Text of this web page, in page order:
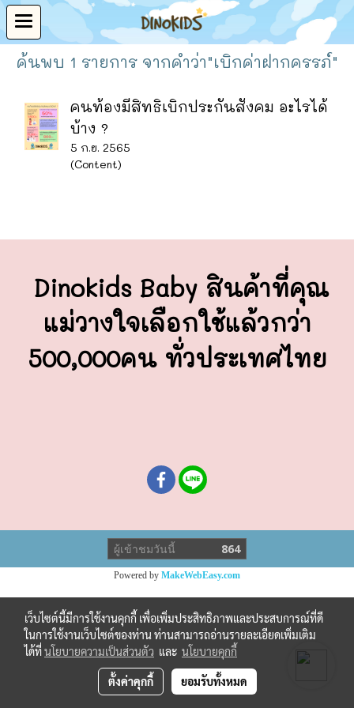
ค้นพบ 1 รายการ จากคำว่า"เบิกค่าฝากครรภ์"
คนท้องมีสิทธิเบิกประกันสังคม อะไรได้
บ้าง ?
5 ก.ย. 2565
(Content)
Dinokids Baby สินค้าที่คุณ
แม่วางใจเลือกใช้แล้วกว่า
500,000คน ทั่วประเทศไทย
ผู้เข้าชมวันนี้ 864
Powered by MakeWebEasy.com
เว็บไซต์นี้มีการใช้งานคุกกี้ เพื่อเพิ่มประสิทธิภาพและประสบการณ์ที่ดี
ในการใช้งานเว็บไซต์ของท่าน ท่านสามารถอ่านรายละเอียดเพิ่มเติม
ได้ที่นโยบายความเป็นส่วนตัว และ นโยบายคุกกี้
ตั้งค่าคุกกี้ ยอมรับทั้งหมด